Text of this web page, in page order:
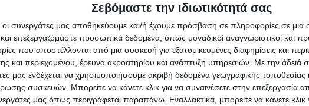
Σεβόμαστε την ιδιωτικότητά σας
οι συνεργάτες μας αποθηκεύουμε και/ή έχουμε πρόσβαση σε πληροφορίες σε
επεξεργαζόμαστε προσωπικά δεδομένα, όπως μοναδικοί αναγνωριστικοί και
που αποστέλλονται από μια συσκευή για εξατομικευμένες διαφημίσεις και
και περιεχομένου, έρευνα ακροατηρίου και ανάπτυξη υπηρεσιών. Με την άδειά
μας ενδέχεται να χρησιμοποιήσουμε ακριβή δεδομένα γεωγραφικής τοποθεσίας
συσκευών. Μπορείτε να κάνετε κλικ για να συναινέσετε στην επεξεργασία
μας όπως περιγράφεται παραπάνω. Εναλλακτικά, μπορείτε να κάνετε κλικ
μεταγραφές
Στα κορυφαία πρωταθλήματα υπάρχει πάντα η
γύρω από τις μεταγραφές των αναβατών, όμως δεν